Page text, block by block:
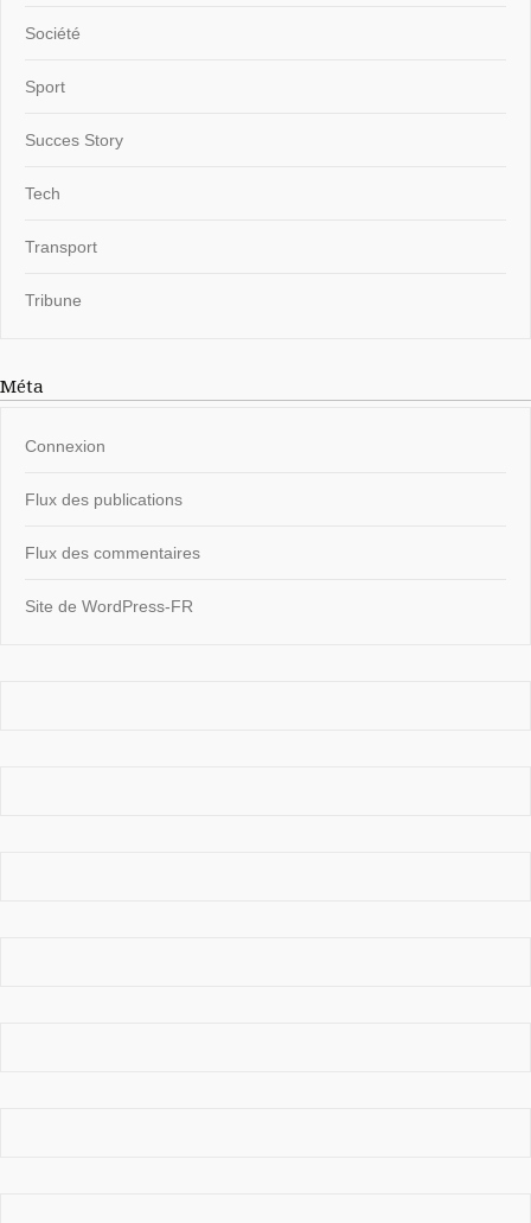
Société
Sport
Succes Story
Tech
Transport
Tribune
Méta
Connexion
Flux des publications
Flux des commentaires
Site de WordPress-FR